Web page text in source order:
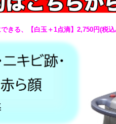
きる、【白玉＋1点滴】2,750円(税込